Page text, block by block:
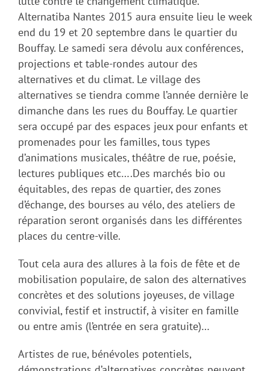
Alternatiba Nantes 2015 aura ensuite lieu le week
end du 19 et 20 septembre dans le quartier du
Bouffay. Le samedi sera dévolu aux conférences,
projections et table-rondes autour des
alternatives et du climat. Le village des
alternatives se tiendra comme l’année dernière le
dimanche dans les rues du Bouffay. Le quartier
sera occupé par des espaces jeux pour enfants et
promenades pour les familles, tous types
d’animations musicales, théâtre de rue, poésie,
lectures publiques etc….Des marchés bio ou
équitables, des repas de quartier, des zones
d’échange, des bourses au vélo, des ateliers de
réparation seront organisés dans les différentes
places du centre-ville.
Tout cela aura des allures à la fois de fête et de
mobilisation populaire, de salon des alternatives
concrètes et des solutions joyeuses, de village
convivial, festif et instructif, à visiter en famille
ou entre amis (l’entrée en sera gratuite)…
Artistes de rue, bénévoles potentiels,